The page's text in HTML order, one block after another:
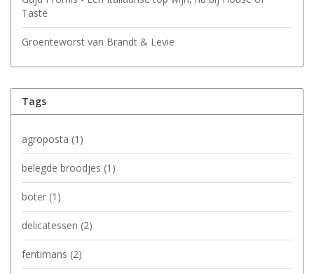
Taste
Groenteworst van Brandt & Levie
Tags
agroposta (1)
belegde broodjes (1)
boter (1)
delicatessen (2)
fentimans (2)